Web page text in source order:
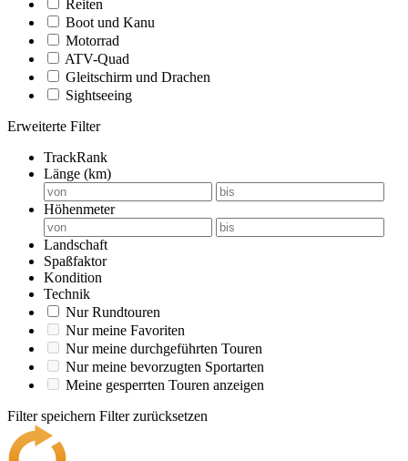
Reiten
Boot und Kanu
Motorrad
ATV-Quad
Gleitschirm und Drachen
Sightseeing
Erweiterte Filter
TrackRank
Länge (km)
Höhenmeter
Landschaft
Spaßfaktor
Kondition
Technik
Nur Rundtouren
Nur meine Favoriten
Nur meine durchgeführten Touren
Nur meine bevorzugten Sportarten
Meine gesperrten Touren anzeigen
Filter speichern Filter zurücksetzen